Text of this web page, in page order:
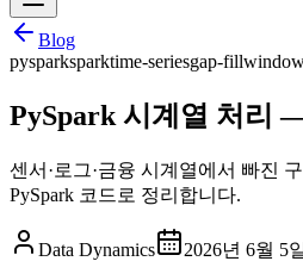
Blog
pysparksparktime-seriesgap-fill
PySpark 시계열 처리
센서·로그·금융 시계열에서 빠진
PySpark 코드로 정리합니다.
Data Dynamics 2026년 6월 5